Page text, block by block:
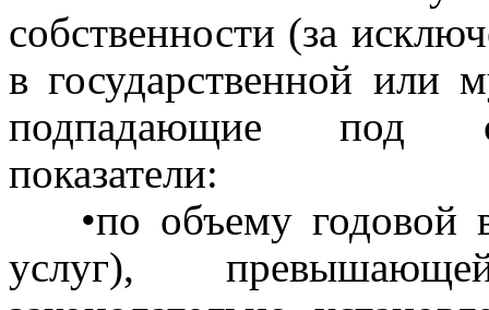
собственности (за
в государственной или
подпадающие под
показатели:
•по объему годовой
услуг),